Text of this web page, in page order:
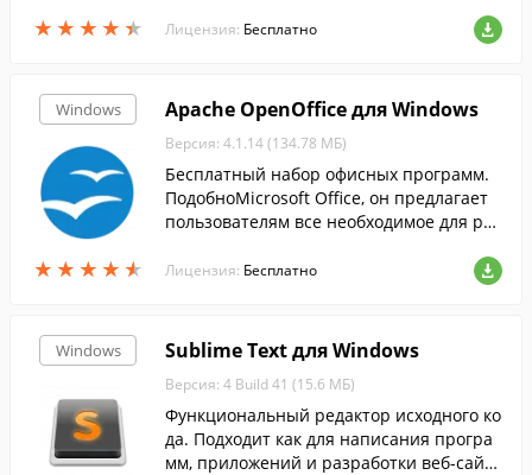
★ ★ ★ ★ ★
★ ★ ★ ★ ★ Лицензия: Бесплатно
Windows
★ ★ ★ ★ ★
★ ★ ★ ★ ★
Apache OpenOffice для Windows
Версия: 4.1.14 (134.78 МБ)
Бесплатный набор офисных программ.
ПодобноMicrosoft Office, он предлагает
пользователям все необходимое для раб
Лицензия: Бесплатно
Windows Sublime Text для Windows
Версия: 4 Build 41 (15.6 МБ)
Функциональный редактор исходного ко
да. Подходит как для написания програ
мм, приложений и разработки веб-сайто